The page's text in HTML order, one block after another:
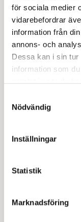
för sociala medier
vidarebefordrar
information från
annons- och
Dessa kan i sin tur
information som
samlat in när du
Nödvändig
Inställningar
Statistik
Marknadsföring
Du kopierar ett
WordPress-tillägg